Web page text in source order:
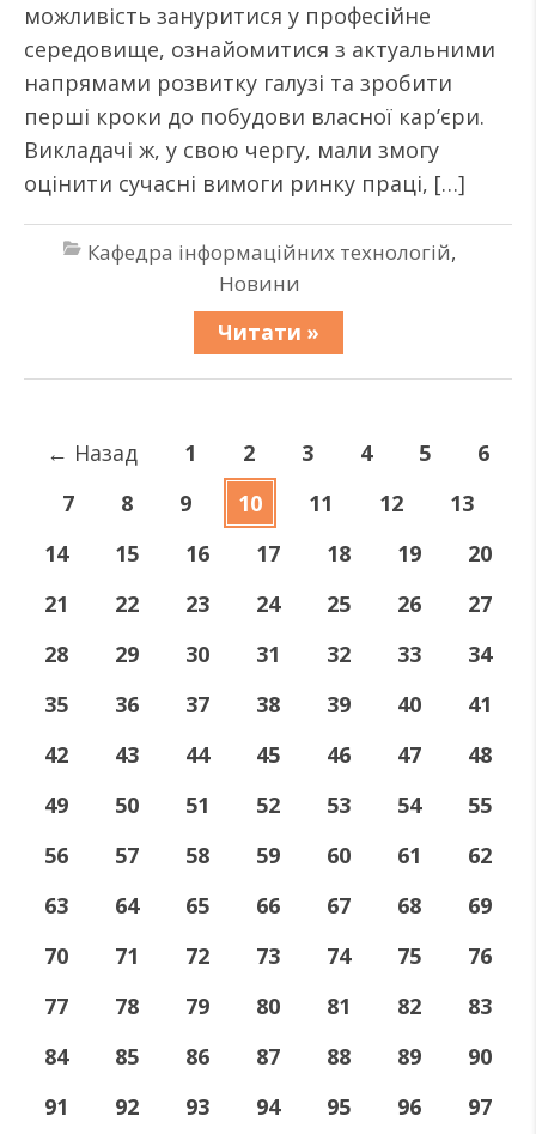
можливість зануритися у професійне
середовище, ознайомитися з актуальними
напрямами розвитку галузі та зробити
перші кроки до побудови власної кар’єри.
Викладачі ж, у свою чергу, мали змогу
оцінити сучасні вимоги ринку праці, […]
Кафедра інформаційних технологій,
Новини
Читати »
← Назад 1 2 3 4 5
6
7
8 9 10 11 12
13
14
15 16 17 18 19
20
21
22 23 24 25 26
27
28
29 30 31 32 33
34
35
36 37 38 39 40
41
42
43 44 45 46 47
48
49
50 51 52 53 54
55
56
57 58 59 60 61
62
63
64 65 66 67 68
69
70
71 72 73 74 75
76
77
78 79 80 81 82
83
84
85 86 87 88 89
90
91
92 93 94 95 96
97